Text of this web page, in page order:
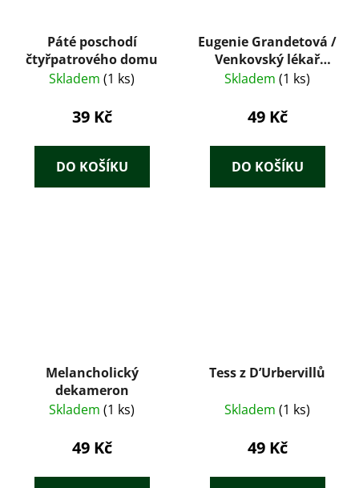
Páté poschodí
čtyřpatrového domu
Skladem (1 ks)
39 Kč
DO KOŠÍKU
Eugenie Grandetová /
Venkovský lékař
(1929) – Honoré de
František Tichý
Skladem (1 ks)
49 Kč
DO KOŠÍKU
Melancholický
dekameron
Skladem (1 ks)
49 Kč
Tess z D’Urbervillů
Skladem (1 ks)
49 Kč